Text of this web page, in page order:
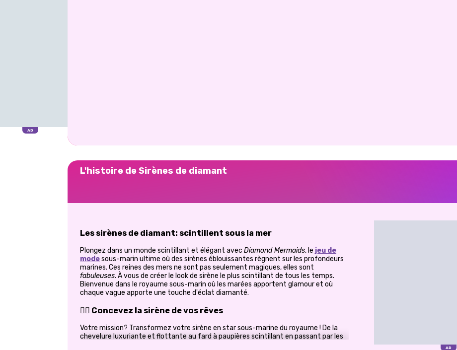
L'histoire de Sirènes de diamant
Les sirènes de diamant: scintillent sous la mer
Plongez dans un monde scintillant et élégant avec Diamond Mermaids, le jeu de
modesous-marin ultime où des sirènes éblouissantes règnent sur les profondeurs
marines. Ces reines des mers ne sont pas seulement magiques, elles sont
fabuleuses. À vous de créer le look de sirène le plus scintillant de tous les temps.
Bienvenue dans le royaume sous-marin où les marées apportent glamour et où
chaque vague apporte une touche d'éclat diamanté.
🧜‍♀️ Concevez la sirène de vos rêves
Votre mission? Transformez votre sirène en star sous-marine du royaume ! De la
chevelure luxuriante et flottante au fard à paupières scintillant en passant par les